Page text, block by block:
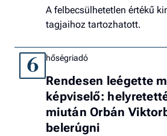
A felbecsülhetetlen értékű
tagjaihoz tartozhatott.
6 hőségriadó
Rendesen leégette
képviselő:
miután Orbán
belerúgni